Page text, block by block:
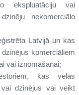
ekspluatāciju vai
nekomerciālo
Latvijā un kas
komerciāliem
vai iznomāšanai;
kas vēlas
dzinējus vai veikt